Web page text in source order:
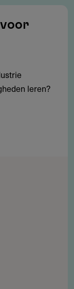
en exploitatie
tot 1 december
leren?